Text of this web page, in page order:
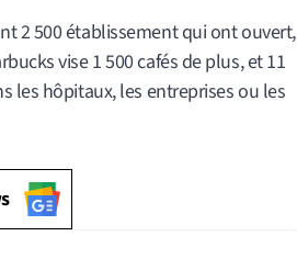
2 500 établissement qui ont ouvert,
vise 1 500 cafés de plus, et 11
les hôpitaux, les entreprises ou les